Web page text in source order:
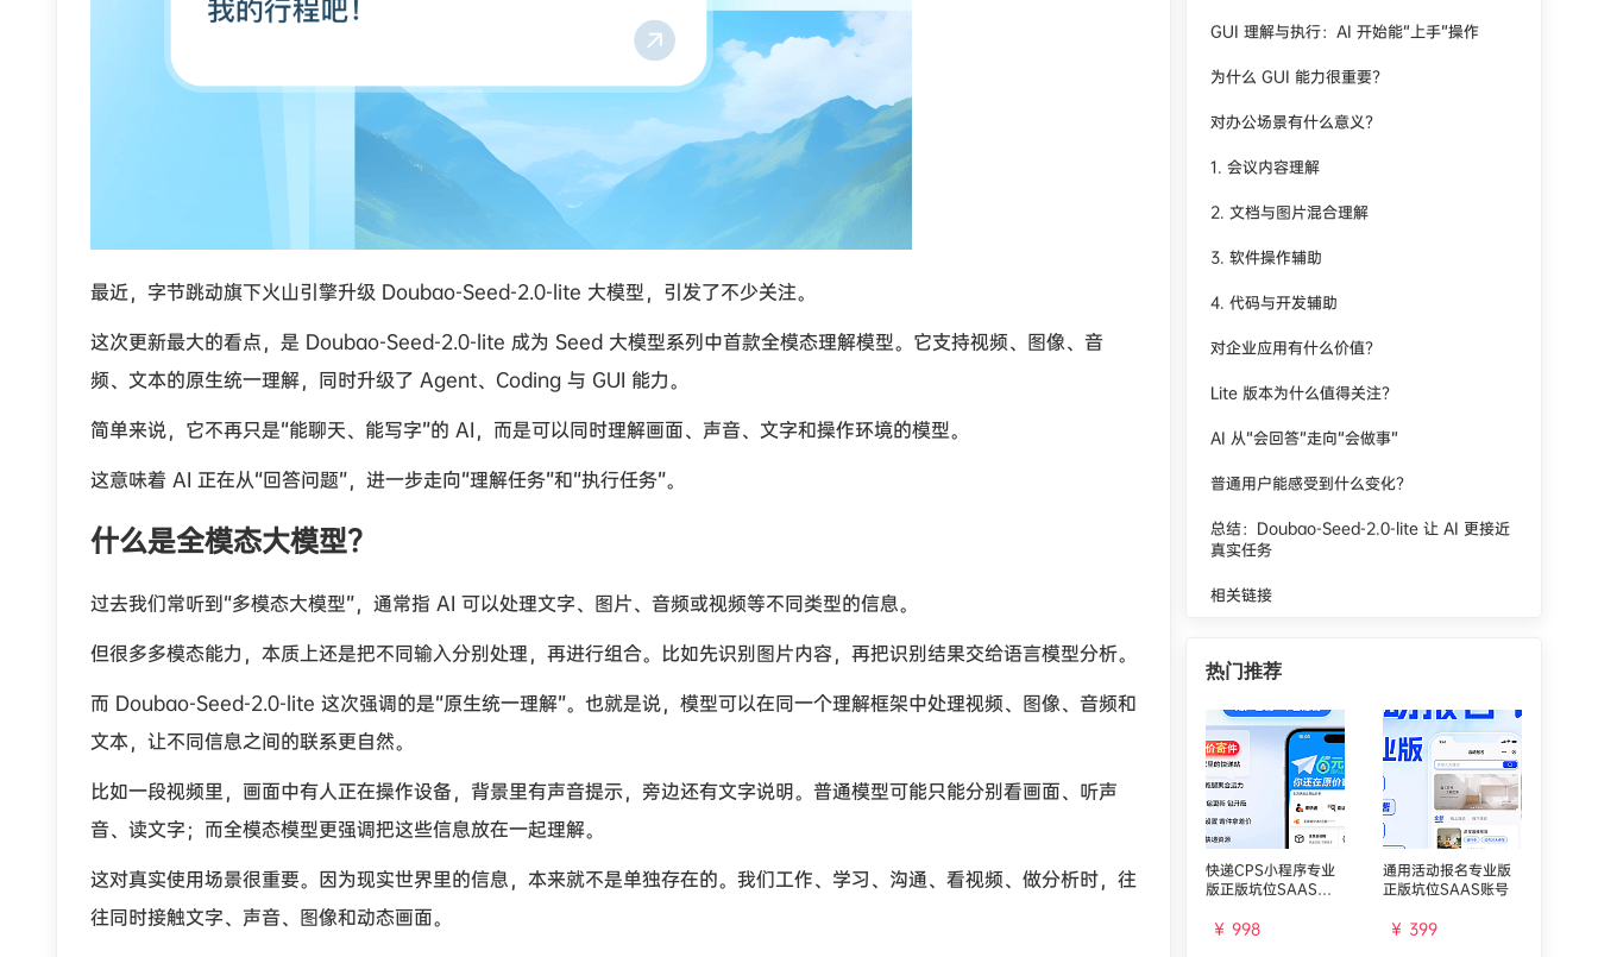
最近，字节跳动旗下火山引擎升级 Doubao-Seed-2.0-lite 大模型，引发了不少关注。
这次更新最大的看点，是 Doubao-Seed-2.0-lite 成为 Seed 大模型系列中首款全模态理解模型。它支持视频、图像、音
频、文本的原生统一理解，同时升级了 Agent、Coding 与 GUI 能力。
简单来说，它不再只是“能聊天、能写字”的 AI，而是可以同时理解画面、声音、文字和操作环境的模型。
这意味着 AI 正在从“回答问题”，进一步走向“理解任务”和“执行任务”。
什么是全模态大模型？
过去我们常听到“多模态大模型”，通常指 AI 可以处理文字、图片、音频或视频等不同类型的信息。
但很多多模态能力，本质上还是把不同输入分别处理，再进行组合。比如先识别图片内容，再把识别结果交给语言模型分析。
而 Doubao-Seed-2.0-lite 这次强调的是“原生统一理解”。也就是说，模型可以在同一个理解框架中处理视频、图像、音频和
文本，让不同信息之间的联系更自然。
比如一段视频里，画面中有人正在操作设备，背景里有声音提示，旁边还有文字说明。普通模型可能只能分别看画面、听声
音、读文字；而全模态模型更强调把这些信息放在一起理解。
这对真实使用场景很重要。因为现实世界里的信息，本来就不是单独存在的。我们工作、学习、沟通、看视频、做分析时，往
往同时接触文字、声音、图像和动态画面。
GUI 理解与执行：AI 开始能“上手”操作
为什么 GUI 能力很重要？
对办公场景有什么意义？
1. 会议内容理解
2. 文档与图片混合理解
3. 软件操作辅助
4. 代码与开发辅助
对企业应用有什么价值？
Lite 版本为什么值得关注？
AI 从“会回答”走向“会做事”
普通用户能感受到什么变化？
总结：Doubao-Seed-2.0-lite 让 AI 更接近
真实任务
相关链接
热门推荐
快递CPS小程序专业
版正版坑位SAAS账
￥ 998
通用活动报名专业版
正版坑位SAAS账号
￥ 399